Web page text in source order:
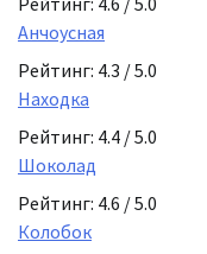
Анчоусная
Рейтинг: 4.3 / 5.0
Находка
Рейтинг: 4.4 / 5.0
Шоколад
Рейтинг: 4.6 / 5.0
Колобок